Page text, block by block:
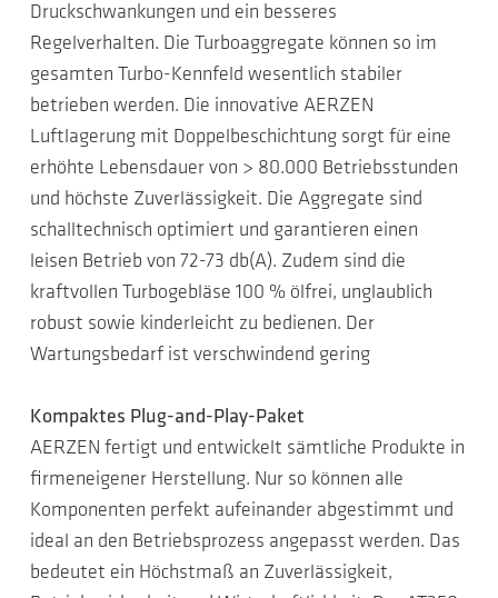
Druckschwankungen und ein besseres
Regelverhalten. Die Turboaggregate können so im
gesamten Turbo-Kennfeld wesentlich stabiler
betrieben werden. Die innovative AERZEN
Luftlagerung mit Doppelbeschichtung sorgt für eine
erhöhte Lebensdauer von > 80.000 Betriebsstunden
und höchste Zuverlässigkeit. Die Aggregate sind
schalltechnisch optimiert und garantieren einen
leisen Betrieb von 72-73 db(A). Zudem sind die
kraftvollen Turbogebläse 100 % ölfrei, unglaublich
robust sowie kinderleicht zu bedienen. Der
Wartungsbedarf ist verschwindend gering
Kompaktes Plug-and-Play-Paket
AERZEN fertigt und entwickelt sämtliche Produkte in
firmeneigener Herstellung. Nur so können alle
Komponenten perfekt aufeinander abgestimmt und
ideal an den Betriebsprozess angepasst werden. Das
bedeutet ein Höchstmaß an Zuverlässigkeit,